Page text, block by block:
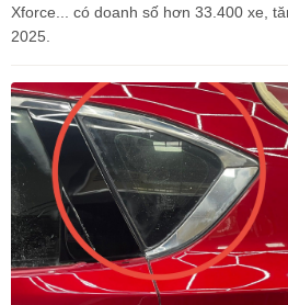
Xforce... có doanh số hơn 33.400 xe,
2025.